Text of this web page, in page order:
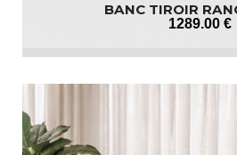
BANC TIROIR
1289.00 €